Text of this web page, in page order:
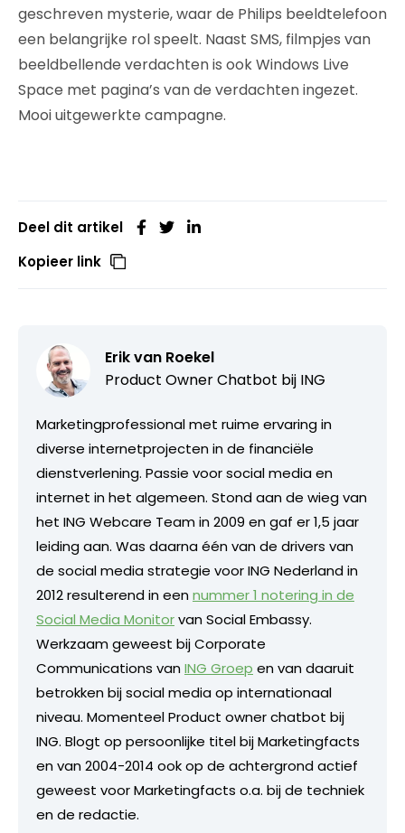
geschreven mysterie, waar de Philips beeldtelefoon
een belangrijke rol speelt. Naast SMS, filmpjes van
beeldbellende verdachten is ook Windows Live
Space met pagina’s van de verdachten ingezet.
Mooi uitgewerkte campagne.
Deel dit artikel
Kopieer link
Erik van Roekel
Product Owner Chatbot bij ING
Marketingprofessional met ruime ervaring in
diverse internetprojecten in de financiële
dienstverlening. Passie voor social media en
internet in het algemeen. Stond aan de wieg van
het ING Webcare Team in 2009 en gaf er 1,5 jaar
leiding aan. Was daarna één van de drivers van
de social media strategie voor ING Nederland in
2012 resulterend in eennummer 1 notering in de
Social Media Monitorvan Social Embassy.
Werkzaam geweest bij Corporate
Communications vanING Groep en van daaruit
betrokken bij social media op internationaal
niveau. Momenteel Product owner chatbot bij
ING. Blogt op persoonlijke titel bij Marketingfacts
en van 2004-2014 ook op de achtergrond actief
geweest voor Marketingfacts o.a. bij de techniek
en de redactie.